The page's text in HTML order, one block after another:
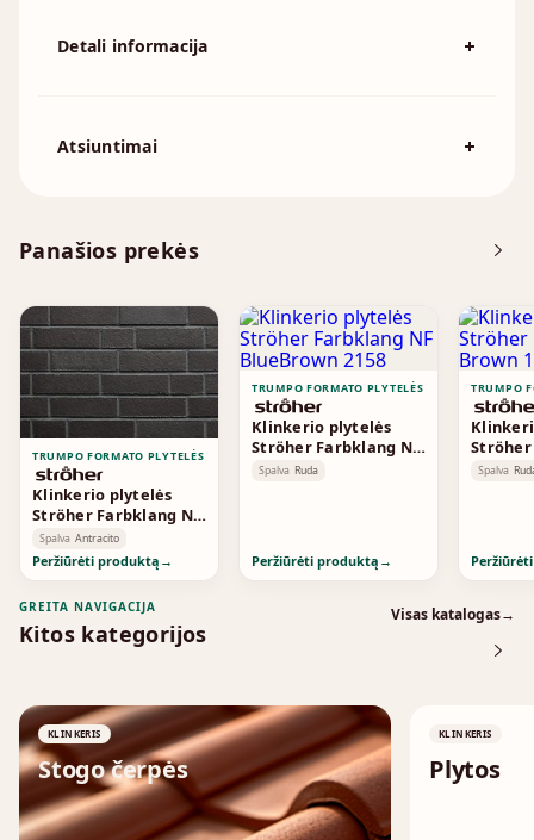
Panašios prekės
TRUMPO FORMATO PLYTELĖS
Klinkerio plytelės
Ströher Farbklang NF
Anthrazit 2182
Spalva Antracito
Peržiūrėti produktą →
TRUMPO FORMATO PLYTELĖS
Klinkerio plytelės
Ströher Farbklang NF
BlueBrown 2158
Spalva Ruda
Peržiūrėti produktą →
TRUMPO
Ströher
Brown
Spalva
Detali informacija
Išmatavimai
Atsiuntimai
GREITA NAVIGACIJA
Kitos kategorijos
Visas katalogas→
KLINKERIS
Stogo čerpės
↗
KLINKERIS
Plytos